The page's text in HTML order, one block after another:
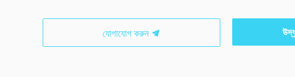
যোগাযোগ করুন